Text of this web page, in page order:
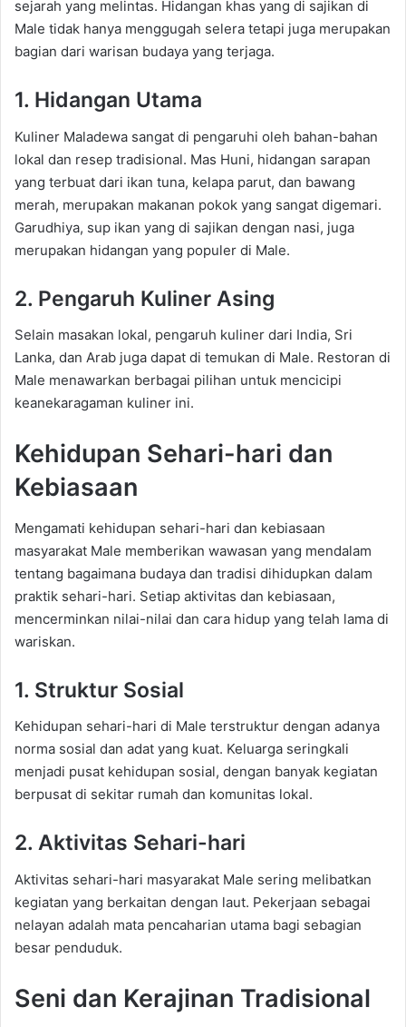
sejarah yang melintas. Hidangan khas yang di sajikan di
Male tidak hanya menggugah selera tetapi juga merupakan
bagian dari warisan budaya yang terjaga.
1. Hidangan Utama
Kuliner Maladewa sangat di pengaruhi oleh bahan-bahan
lokal dan resep tradisional. Mas Huni, hidangan sarapan
yang terbuat dari ikan tuna, kelapa parut, dan bawang
merah, merupakan makanan pokok yang sangat digemari.
Garudhiya, sup ikan yang di sajikan dengan nasi, juga
merupakan hidangan yang populer di Male.
2. Pengaruh Kuliner Asing
Selain masakan lokal, pengaruh kuliner dari India, Sri
Lanka, dan Arab juga dapat di temukan di Male. Restoran di
Male menawarkan berbagai pilihan untuk mencicipi
keanekaragaman kuliner ini.
Kehidupan Sehari-hari dan
Kebiasaan
Mengamati kehidupan sehari-hari dan kebiasaan
masyarakat Male memberikan wawasan yang mendalam
tentang bagaimana budaya dan tradisi dihidupkan dalam
praktik sehari-hari. Setiap aktivitas dan kebiasaan,
mencerminkan nilai-nilai dan cara hidup yang telah lama di
wariskan.
1. Struktur Sosial
Kehidupan sehari-hari di Male terstruktur dengan adanya
norma sosial dan adat yang kuat. Keluarga seringkali
menjadi pusat kehidupan sosial, dengan banyak kegiatan
berpusat di sekitar rumah dan komunitas lokal.
2. Aktivitas Sehari-hari
Aktivitas sehari-hari masyarakat Male sering melibatkan
kegiatan yang berkaitan dengan laut. Pekerjaan sebagai
nelayan adalah mata pencaharian utama bagi sebagian
besar penduduk.
Seni dan Kerajinan Tradisional